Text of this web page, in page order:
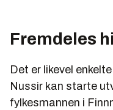
Fremdeles
Det er likevel
Nussir kan starte
fylkesmannen i